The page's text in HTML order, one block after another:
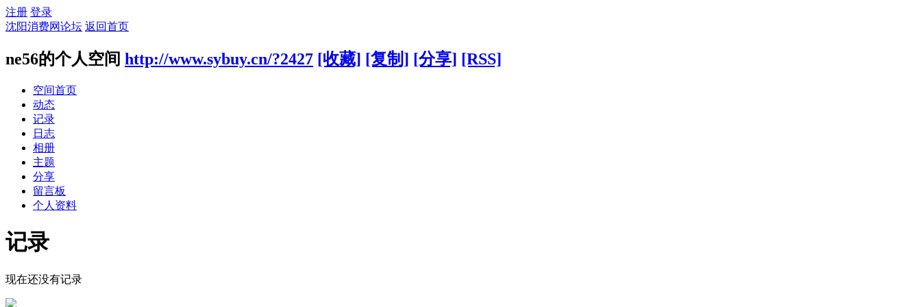
注册 登录
沈阳消费网论坛 返回首页
ne56的个人空间 http://www.sybuy.cn/?2427 [收藏] [复制] [分享] [RSS]
空间首页
动态
记录
日志
相册
主题
分享
留言板
个人资料
记录
现在还没有记录